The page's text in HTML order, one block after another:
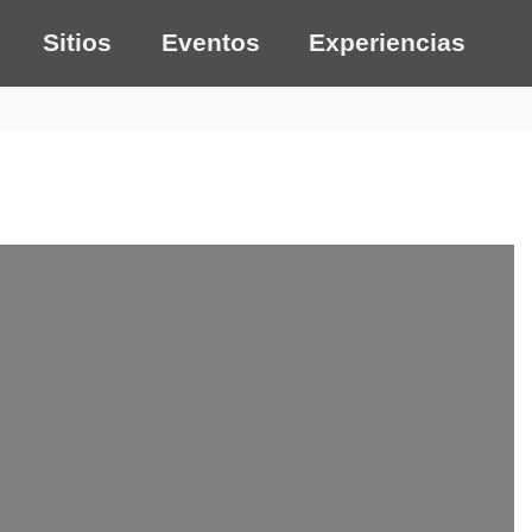
Sitios Eventos Experiencias